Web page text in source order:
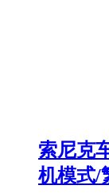
索尼克
机模式/